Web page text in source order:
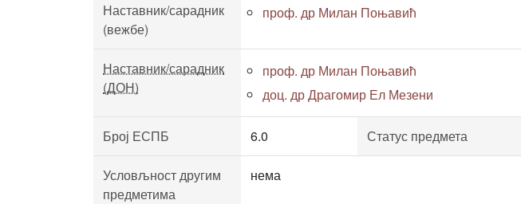
Наставник/сарадник
(вежбе)
проф. др Милан Поњавић
Наставник/сарадник
(ДОН)
проф. др Милан Поњавић
доц. др Драгомир Ел Мезени
Број ЕСПБ 6.0 Статус предмета
Условљност другим
предметима
нема